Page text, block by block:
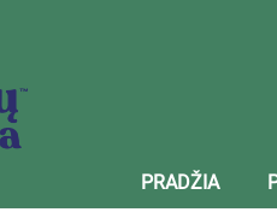
parduotuvė vaikams
amžiaus vaikamsPRADŽIA